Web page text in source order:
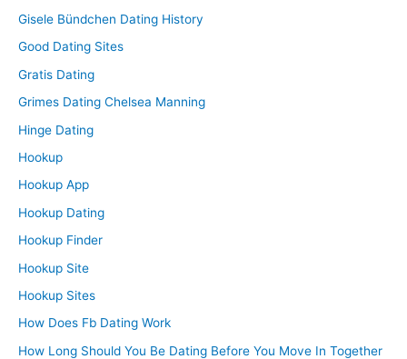
Gisele Bündchen Dating History
Good Dating Sites
Gratis Dating
Grimes Dating Chelsea Manning
Hinge Dating
Hookup
Hookup App
Hookup Dating
Hookup Finder
Hookup Site
Hookup Sites
How Does Fb Dating Work
How Long Should You Be Dating Before You Move In Together